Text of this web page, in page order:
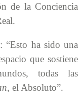
de la Conciencia
“Esto ha sido una
que sostiene
todas las
, el Absoluto”.